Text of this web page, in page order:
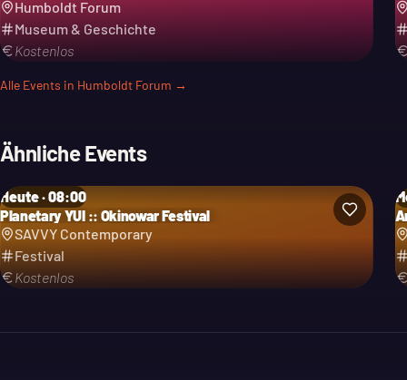
Humboldt Forum
Museum & Geschichte
Kostenlos
Alle Events in Humboldt Forum →
Ähnliche Events
Heute · 08:00
Planetary YUI :: Okinowar Festival
SAVVY Contemporary
Festival
Kostenlos
Kategorie: Festival